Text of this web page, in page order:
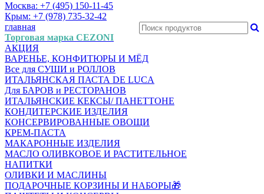
Москва: +7 (495) 150-11-45
Крым: +7 (978) 735-32-42
главная
Торговая марка CEZONI
АКЦИЯ
ВАРЕНЬЕ, КОНФИТЮРЫ И МЁД
Все для СУШИ и РОЛЛОВ
ИТАЛЬЯНСКАЯ ПАСТА DE LUCA
Для БАРОВ и РЕСТОРАНОВ
ИТАЛЬЯНСКИЕ КЕКСЫ/ ПАНЕТТОНЕ
КОНДИТЕРСКИЕ ИЗДЕЛИЯ
КОНСЕРВИРОВАННЫЕ ОВОЩИ
КРЕМ-ПАСТА
МАКАРОННЫЕ ИЗДЕЛИЯ
МАСЛО ОЛИВКОВОЕ И РАСТИТЕЛЬНОЕ
НАПИТКИ
ОЛИВКИ И МАСЛИНЫ
ПОДАРОЧНЫЕ КОРЗИНЫ И НАБОРЫ🎁